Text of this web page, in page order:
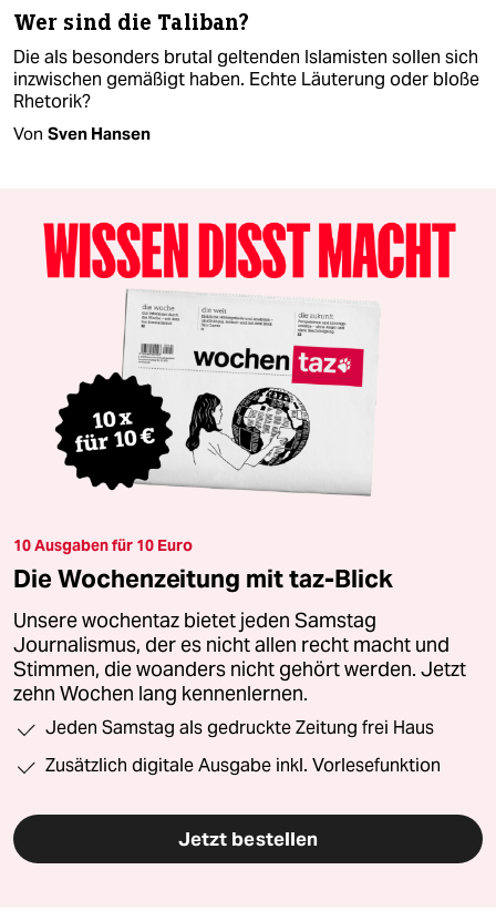
Wer sind die Taliban?
Die als besonders brutal geltenden Islamisten sollen sich
inzwischen gemäßigt haben. Echte Läuterung oder bloße
Rhetorik?
Von Sven Hansen
10 Ausgaben für 10 Euro
Die Wochenzeitung mit taz-Blick
Unsere wochentaz bietet jeden Samstag
Journalismus, der es nicht allen recht macht und
Stimmen, die woanders nicht gehört werden. Jetzt
zehn Wochen lang kennenlernen.
Jeden Samstag als gedruckte Zeitung frei Haus
Zusätzlich digitale Ausgabe inkl. Vorlesefunktion
Jetzt bestellen